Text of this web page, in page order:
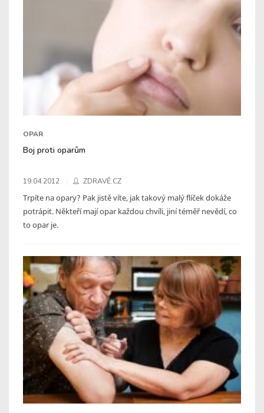
OPAR
Boj proti oparům
19.04.2012 ZDRAVĚ.CZ
Trpíte na opary? Pak jistě víte, jak takový malý flíček dokáže
potrápit. Někteří mají opar každou chvíli, jiní téměř nevědí, co
to opar je.